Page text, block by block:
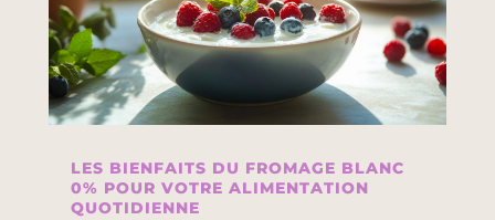
LES BIENFAITS DU FROMAGE BLANC
0% POUR VOTRE ALIMENTATION
QUOTIDIENNE